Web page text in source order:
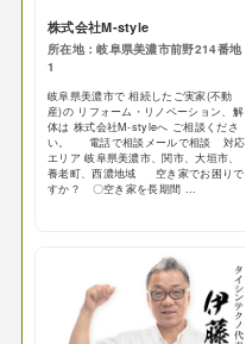
株式会社M-style
所在地：岐阜県美濃市前野214番地
1
岐阜県美濃市で 相続したご実家(不動
産)の リフォーム・リノベーション、解
体は 株式会社M-styleへ ご相談くださ
い。 電話で相談メールで相談 対応
エリア 岐阜県美濃市、関市、大垣市、
養老町、西濃地域 空き家でお困りで
すか？ 〇空き家を長期間 ...